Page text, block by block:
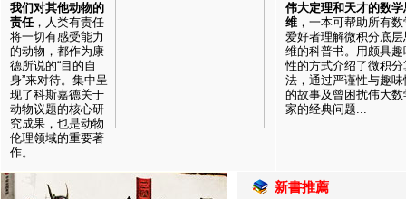
我们对其他动物的
责任，人类有责任
将一切有感受能力
的动物，都作为康
德所说的“目的自
身”来对待。集中呈
现了科斯嘉德关于
动物议题的核心研
究成果，也是动物
伦理领域的重要著
作。...
伟大定理和天才的数学
维 ，一本可帮助所有数
爱好者理解微积分底层
维的科普书。用颇具趣
性的方式介绍了微积分
法，通过严谨性与趣味
的故事及曾困扰伟大数
家的经典问题...
新書推薦